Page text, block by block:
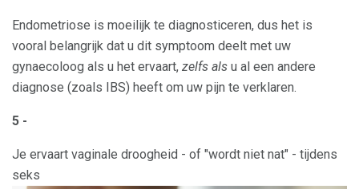
Endometriose is moeilijk te diagnosticeren, dus het is
vooral belangrijk dat u dit symptoom deelt met uw
gynaecoloog als u het ervaart, zelfs als u al een andere
diagnose (zoals IBS) heeft om uw pijn te verklaren.
5 -
Je ervaart vaginale droogheid - of "wordt niet nat" - tijdens
seks